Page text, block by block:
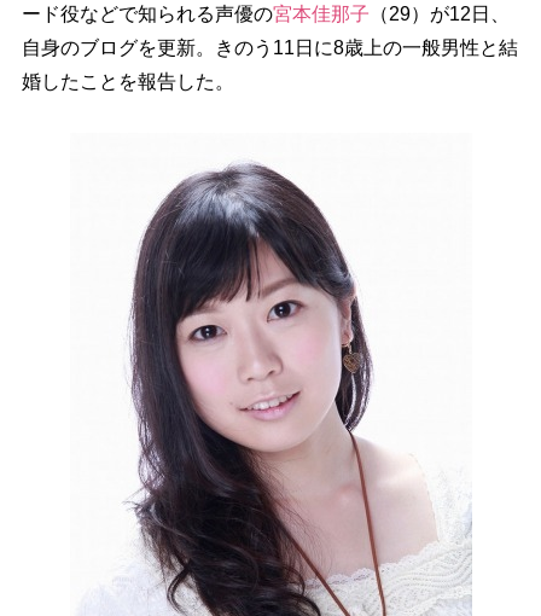
ード役などで知られる声優の宮本佳那子 （29）が12日、
自身のブログを更新。きのう11日に8歳上の一般男性と結
婚したことを報告した。